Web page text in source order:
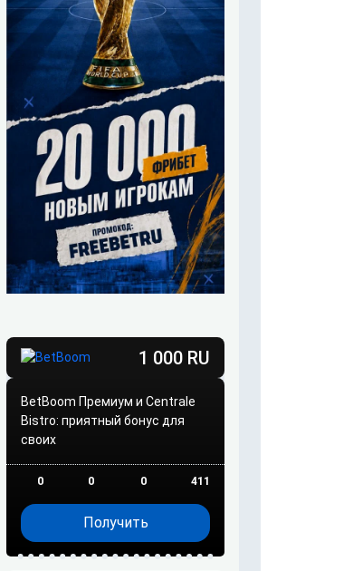
1 000 RU
BetBoom Премиум и Centrale
Bistro: приятный бонус для
своих
0 0 0 411
Получить